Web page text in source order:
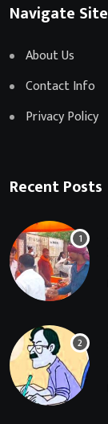
Navigate Site
About Us
Contact Info
Privacy Policy
Recent Posts